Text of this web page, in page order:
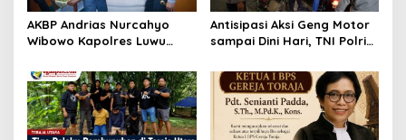
s
AKBP Andrias Nurcahyo
Wibowo Kapolres Luwu
Silaturahmi Bangun Sinergi
Antisipasi Aksi Geng Motor
sampai Dini Hari, TNI Polri
Gabungan